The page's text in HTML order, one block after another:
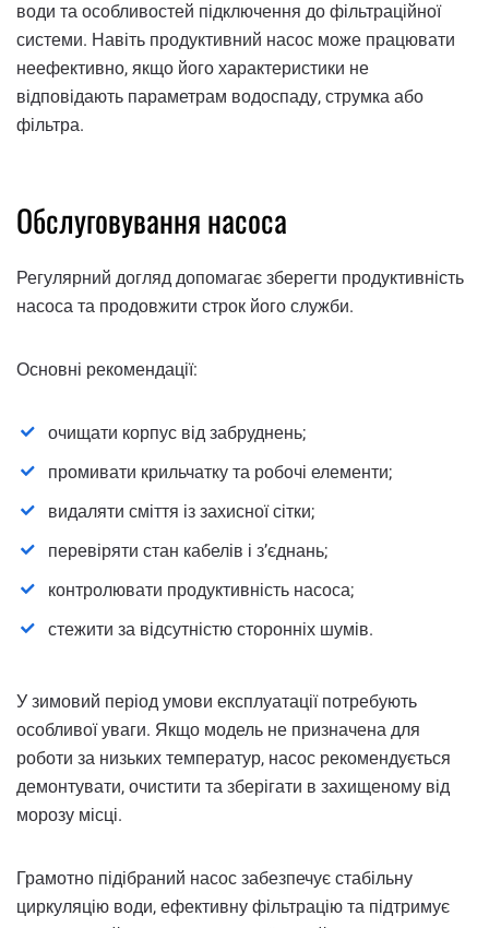
води та особливостей підключення до фільтраційної
системи. Навіть продуктивний насос може працювати
неефективно, якщо його характеристики не
відповідають параметрам водоспаду, струмка або
фільтра.
Обслуговування насоса
Регулярний догляд допомагає зберегти продуктивність
насоса та продовжити строк його служби.
Основні рекомендації:
очищати корпус від забруднень;
промивати крильчатку та робочі елементи;
видаляти сміття із захисної сітки;
перевіряти стан кабелів і з’єднань;
контролювати продуктивність насоса;
стежити за відсутністю сторонніх шумів.
У зимовий період умови експлуатації потребують
особливої уваги. Якщо модель не призначена для
роботи за низьких температур, насос рекомендується
демонтувати, очистити та зберігати в захищеному від
морозу місці.
Грамотно підібраний насос забезпечує стабільну
циркуляцію води, ефективну фільтрацію та підтримує